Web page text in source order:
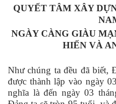
QUYẾT TÂM XÂY
NGÀY CÀNG GIÀU
HIẾN VÀ
Như chúng ta đều đã biết,
được thành lập vào ngày
nghĩa là đến ngày 03